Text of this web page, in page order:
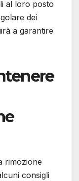
al loro posto
dei
a garantire
rimozione
consigli